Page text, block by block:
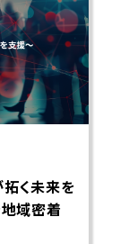
く未来を
域密着